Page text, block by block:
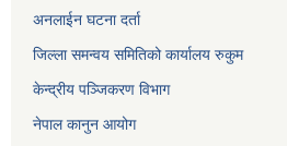
अनलाईन घटना दर्ता
जिल्ला समन्वय समितिको कार्यालय रुकुम
केन्द्रीय पञ्जिकरण विभाग
नेपाल कानुन आयोग